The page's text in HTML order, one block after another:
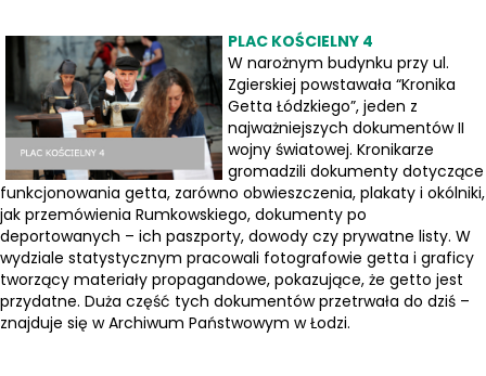
PLAC KOŚCIELNY 4
W narożnym budynku przy ul.
Zgierskiej powstawała “Kronika
Getta Łódzkiego”, jeden z
najważniejszych dokumentów II
wojny światowej. Kronikarze
gromadzili dokumenty dotyczące
funkcjonowania getta, zarówno obwieszczenia, plakaty i okólniki,
jak przemówienia Rumkowskiego, dokumenty po
deportowanych – ich paszporty, dowody czy prywatne listy. W
wydziale statystycznym pracowali fotografowie getta i graficy
tworzący materiały propagandowe, pokazujące, że getto jest
przydatne. Duża część tych dokumentów przetrwała do dziś –
znajduje się w Archiwum Państwowym w Łodzi.